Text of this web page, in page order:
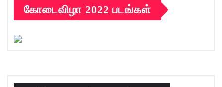
கோடைவிழா 2022 படங்கள்